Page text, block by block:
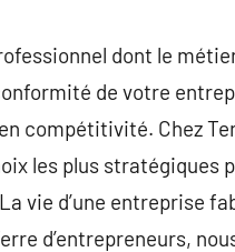
dont le
de votre
compétitivité. Chez
les plus stratégiques
vie d’une entreprise
d’entrepreneurs,